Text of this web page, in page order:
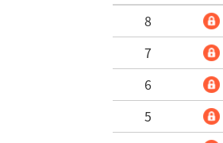
8
7
6
5